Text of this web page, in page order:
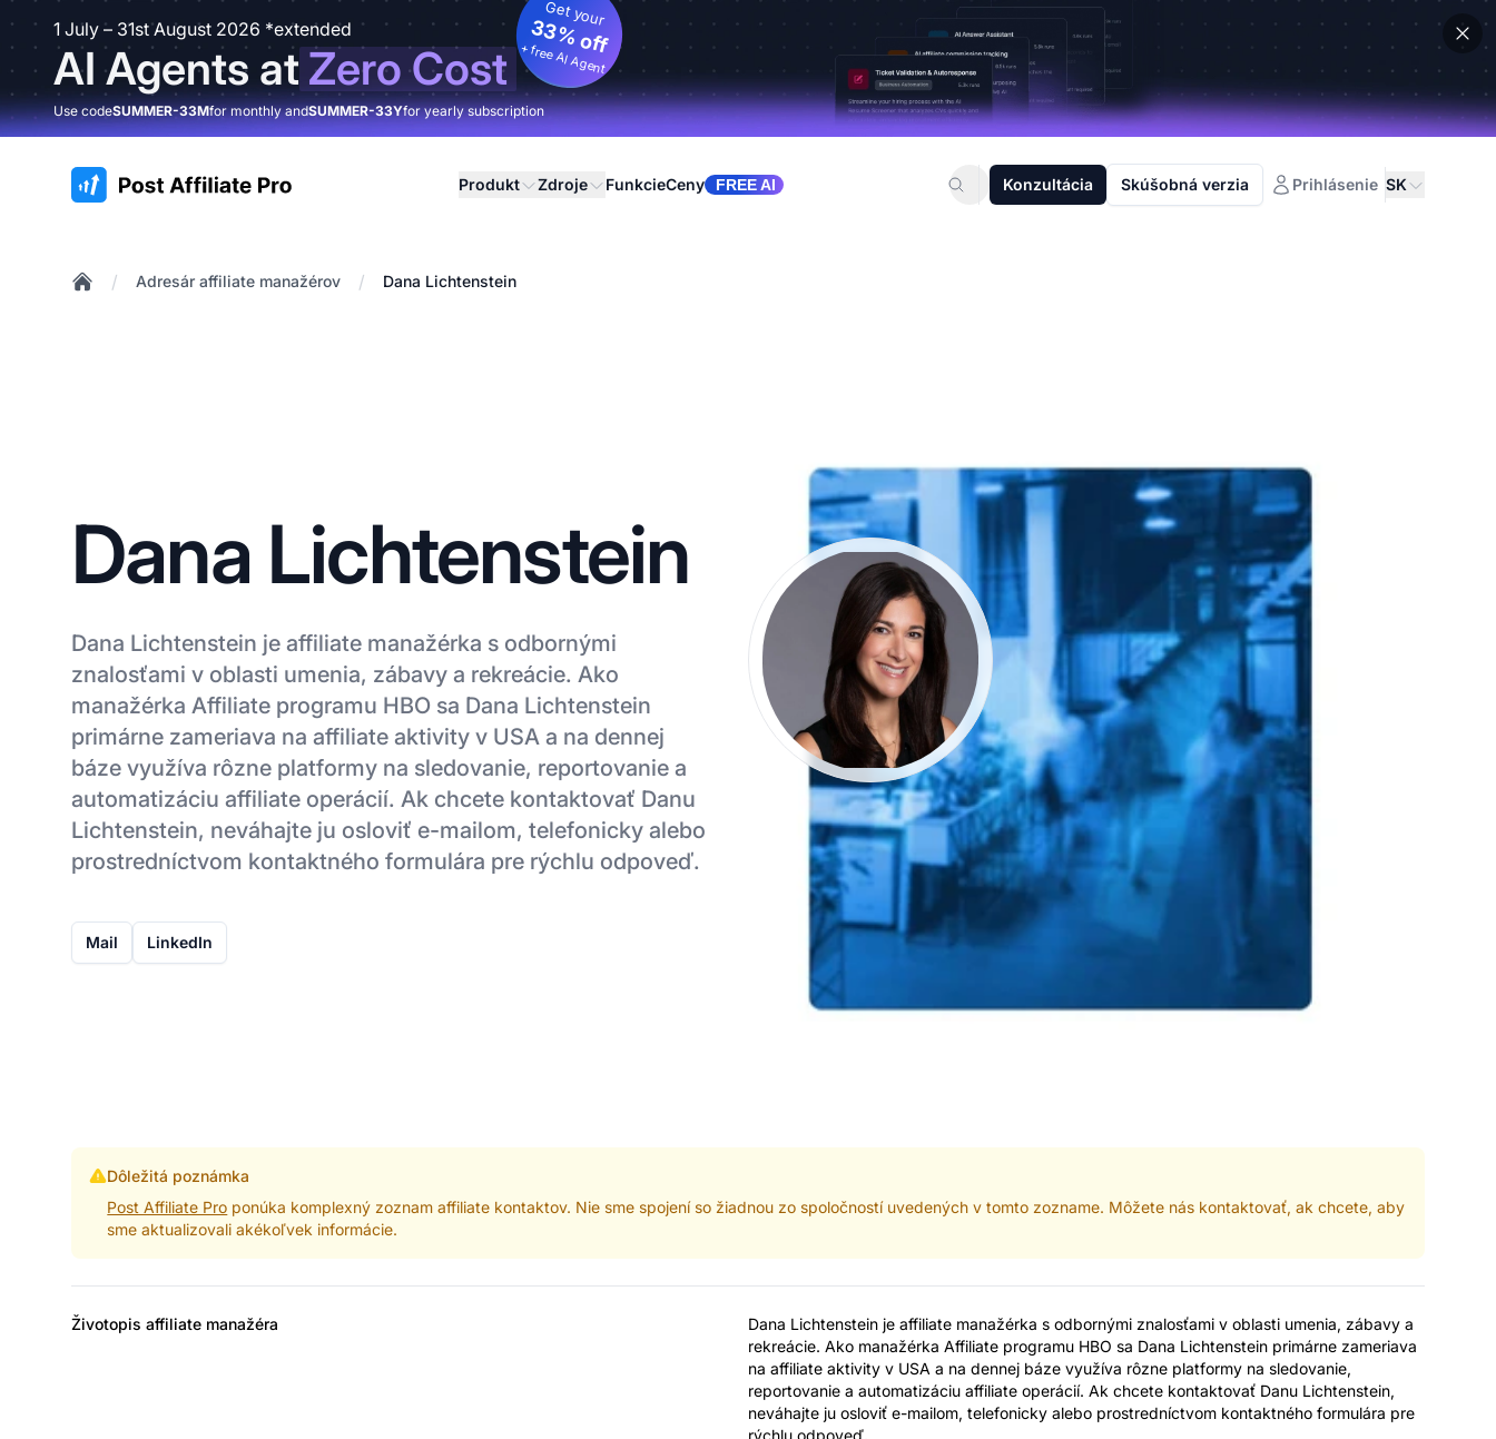
1 July – 31st August 2026 *extended
AI Agents atZero Cost
Get your
33% off
+ free AI Agent
Use codeSUMMER-33Mfor monthly andSUMMER-33Yfor yearly subscription
:site.title Produkt Zdroje FunkcieCeny FREE AI Konzultácia Skúšobná verzia Prihlásenie SK
/ Adresár affiliate manažérov / Dana Lichtenstein
Dana Lichtenstein
Dana Lichtenstein je affiliate manažérka s odbornými
znalosťami v oblasti umenia, zábavy a rekreácie. Ako
manažérka Affiliate programu HBO sa Dana Lichtenstein
primárne zameriava na affiliate aktivity v USA a na dennej
báze využíva rôzne platformy na sledovanie, reportovanie a
automatizáciu affiliate operácií. Ak chcete kontaktovať Danu
Lichtenstein, neváhajte ju osloviť e-mailom, telefonicky alebo
prostredníctvom kontaktného formulára pre rýchlu odpoveď.
Mail LinkedIn
Dôležitá poznámka
Post Affiliate Pro ponúka komplexný zoznam affiliate kontaktov. Nie sme spojení so žiadnou zo spoločností uvedených v tomto zozname. Môžete nás kontaktovať, ak chcete, aby
sme aktualizovali akékoľvek informácie.
Životopis affiliate manažéra
Dana Lichtenstein je affiliate manažérka s odbornými znalosťami v oblasti umenia, zábavy a
rekreácie. Ako manažérka Affiliate programu HBO sa Dana Lichtenstein primárne zameriava
na affiliate aktivity v USA a na dennej báze využíva rôzne platformy na sledovanie,
reportovanie a automatizáciu affiliate operácií. Ak chcete kontaktovať Danu Lichtenstein,
neváhajte ju osloviť e-mailom, telefonicky alebo prostredníctvom kontaktného formulára pre
rýchlu odpoveď.